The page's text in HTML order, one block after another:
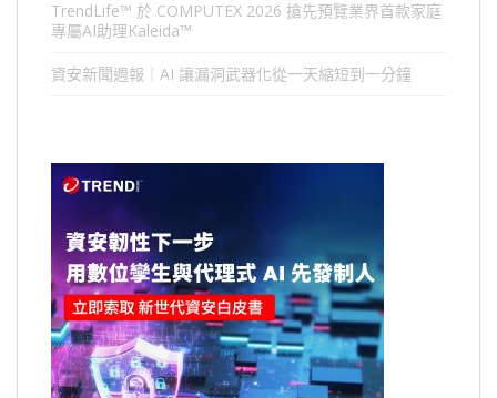
TrendLife™ 於 COMPUTEX 2026 搶先預覽業界首款家庭
專屬AI助理Kaleida™
資安新聞週報｜AI 讓漏洞武器化從一天縮短到一分鐘